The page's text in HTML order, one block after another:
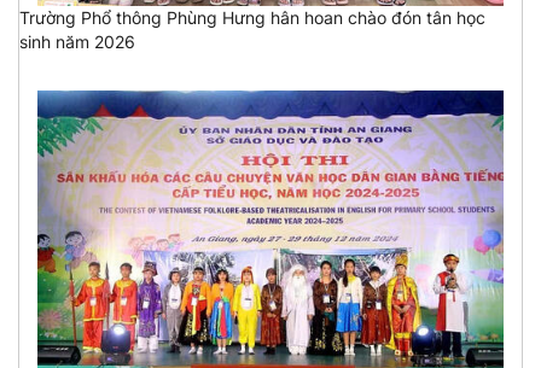
Trường Phổ thông Phùng Hưng hân hoan chào đón tân học
sinh năm 2026